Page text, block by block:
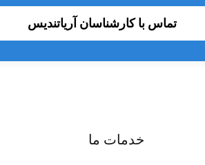
تماس با کارشناسان آریاتندیس
خدمات ما